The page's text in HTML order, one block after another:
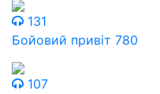
131
Бойовий привіт 780
107